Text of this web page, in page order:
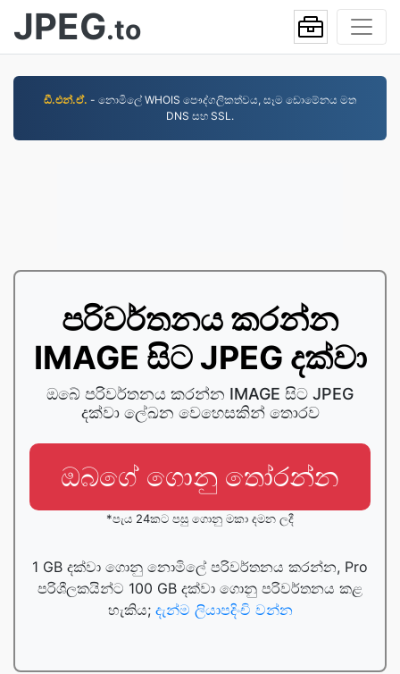
JPEG.to
ඩී.එන්.ඒ. - නොමිලේ WHOIS පෞද්ගලිකත්වය, සෑම ඩොමේනය මත
DNS සහ SSL.
පරිවර්තනය කරන්න
IMAGE සිට JPEG දක්වා
ඔබේ පරිවර්තනය කරන්න IMAGE සිට JPEG
දක්වා ලේඛන වෙහෙසකින් තොරව
ඔබගේ ගොනු තෝරන්න
*පැය 24කට පසු ගොනු මකා දමන ලදී
1 GB දක්වා ගොනු නොමිලේ පරිවර්තනය කරන්න, Pro
පරිශීලකයින්ට 100 GB දක්වා ගොනු පරිවර්තනය කළ
හැකිය; දැන්ම ලියාපදිංචි වන්න